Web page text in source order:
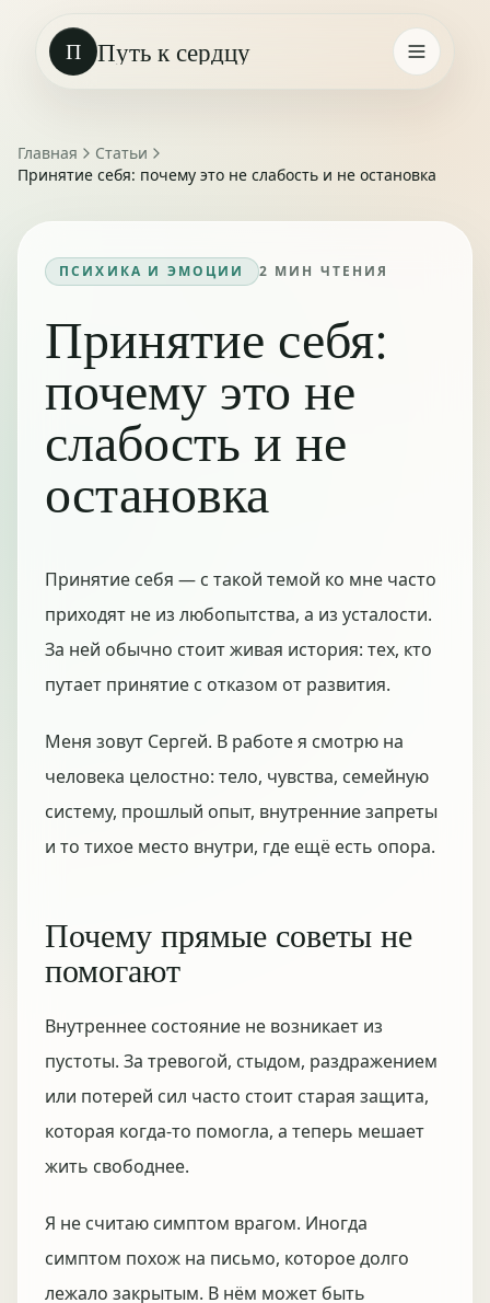
П Путь к сердцу
Главная
Статьи
Принятие себя: почему это не слабость и не остановка
ПСИХИКА И ЭМОЦИИ 2 МИН ЧТЕНИЯ
Принятие себя:
почему это не
слабость и не
остановка
Принятие себя — с такой темой ко мне часто
приходят не из любопытства, а из усталости.
За ней обычно стоит живая история: тех, кто
путает принятие с отказом от развития.
Меня зовут Сергей. В работе я смотрю на
человека целостно: тело, чувства, семейную
систему, прошлый опыт, внутренние запреты
и то тихое место внутри, где ещё есть опора.
Почему прямые советы не
помогают
Внутреннее состояние не возникает из
пустоты. За тревогой, стыдом, раздражением
или потерей сил часто стоит старая защита,
которая когда-то помогла, а теперь мешает
жить свободнее.
Я не считаю симптом врагом. Иногда
симптом похож на письмо, которое долго
лежало закрытым. В нём может быть